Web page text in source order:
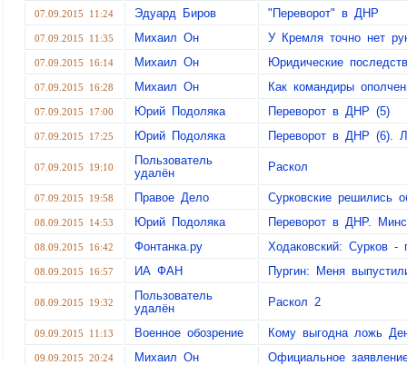
07.09.2015 11:24 Эдуард Биров "Переворот" в ДНР
07.09.2015 11:35 Михаил Он У Кремля точно нет
07.09.2015 16:14 Михаил Он Юридические
07.09.2015 16:28 Михаил Он Как командиры
07.09.2015 17:00 Юрий Подоляка Переворот в ДНР (5)
07.09.2015 17:25 Юрий Подоляка Переворот в ДНР (6).
07.09.2015 19:10
Пользователь
удалён
Раскол
07.09.2015 19:58 Правое Дело Сурковские решились
08.09.2015 14:53 Юрий Подоляка Переворот в ДНР.
08.09.2015 16:42 Фонтанка.ру Ходаковский: Сурков -
08.09.2015 16:57 ИА ФАН Пургин: Меня
08.09.2015 19:32
Пользователь
удалён
Раскол 2
09.09.2015 11:13 Военное обозрение Кому выгодна ложь
09.09.2015 20:24 Михаил Он Официальное